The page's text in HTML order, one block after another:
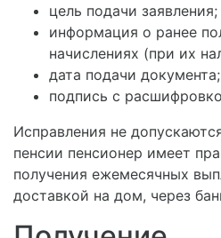
цель подачи заявления;
информация о ранее
начислениях (при их
дата подачи документа;
подпись с
Исправления не
пенсии пенсионер имеет
получения ежемесячных
доставкой на дом, через